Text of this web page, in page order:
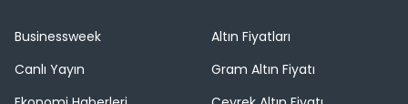
Businessweek
Canlı Yayın
Altın Fiyatları
Gram Altın Fiyatı